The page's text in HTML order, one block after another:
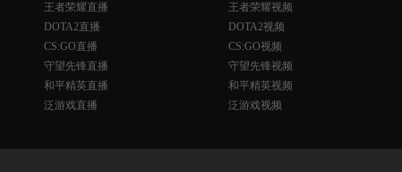
王者荣耀直播
DOTA2直播
CS:GO直播
守望先锋直播
和平精英直播
泛游戏直播
王者荣耀视频
DOTA2视频
CS:GO视频
守望先锋视频
和平精英视频
泛游戏视频